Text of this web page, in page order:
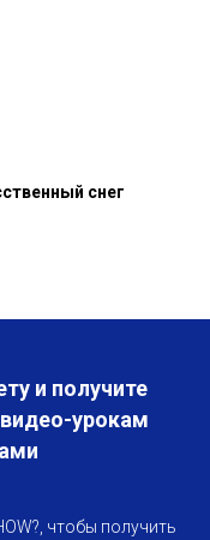
снег
и получите
урокам
чтобы получить